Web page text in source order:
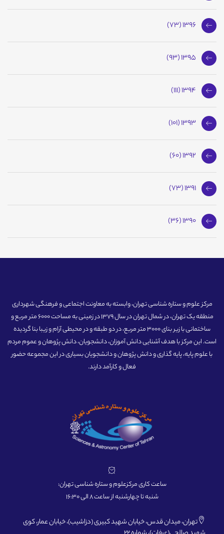
1396 (73)
1395 (93)
1394 (111)
1393 (101)
1392 (60)
1391 (73)
1390 (36)
مرکز علوم و ستاره شناسی تهران، وابسته به معاونت اجتماعی و فرهنگی شهرداری
منطقه یک تهران، در شمال تهران در سال 1379 در زمینی به مساحت 6000 متر مربع و
ساختمانی با زیر بنای 3000 متر مربع، در دو طبقه و در محیطی آرام و زیبا بنا گردیده
است. این مرکز با هدف آشنایی دانش آموزان، دانشجویان، دانش پژوهان و عموم مردم
با علوم پایه، پایه گذاری و دانش پژوهان و دانشجویان بسیاری در این مجموعه حضور
فعال و کارآمد دارند.
ساعت کاری مرکزعلوم و ستاره شناسی تهران:
شنبه تا چهارشنبه از ساعت 8 الی 16:30
تهران، میدان قدس، خیابان شهید کبیری (دزاشیب)، خیابان عمار، کوی